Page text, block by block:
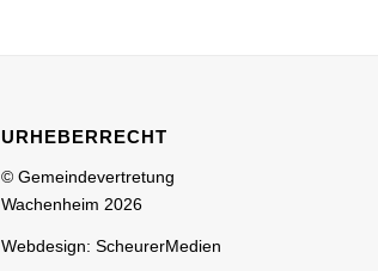
URHEBERRECHT
© Gemeindevertretung
Wachenheim 2026
Webdesign: ScheurerMedien